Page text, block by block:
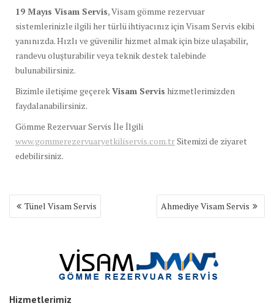
19 Mayıs Visam Servis, Visam gömme rezervuar
sistemlerinizle ilgili her türlü ihtiyacınız için Visam Servis ekibi
yanınızda. Hızlı ve güvenilir hizmet almak için bize ulaşabilir,
randevu oluşturabilir veya teknik destek talebinde
bulunabilirsiniz.
Bizimle iletişime geçerekVisam Servis hizmetlerimizden
faydalanabilirsiniz.
Gömme Rezervuar Servis İle İlgili
www.gommerezervuaryetkiliservis.com.trSitemizi de ziyaret
edebilirsiniz.
Yazı
gezinmesi
Tünel Visam Servis Ahmediye Visam Servis
Hizmetlerimiz